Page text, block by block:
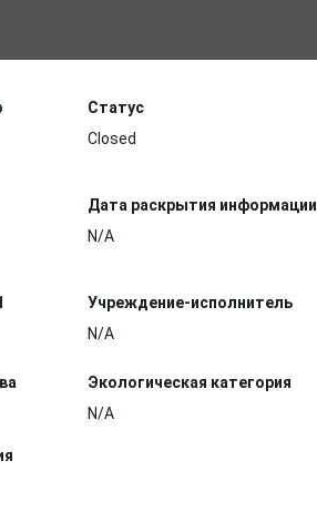
Статус
Closed
Дата раскрытия информации
N/A
Учреждение-исполнитель
N/A
Экологическая категория
N/A